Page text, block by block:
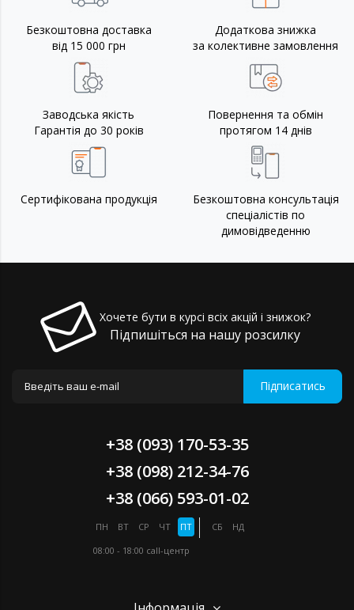
Безкоштовна доставка
від 15 000 грн
Додаткова знижка
за колективне замовлення
Заводська якість
Гарантія до 30 років
Повернення та обмін
протягом 14 днів
Сертифікована продукція
Безкоштовна консультація
спеціалістів по
димовідведенню
Хочете бути в курсі всіх акцій і знижок?
Підпишіться на нашу розсилку
Підписатись
+38 (093) 170-53-35
+38 (098) 212-34-76
+38 (066) 593-01-02
ПН ВТ СР ЧТ ПТ СБ
НД
08:00 - 18:00 call-центр